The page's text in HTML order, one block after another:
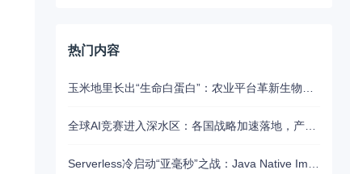
热门内容
全球AI竞赛进入深水区：各国战略加速落地，产业融合与算力争夺白热化